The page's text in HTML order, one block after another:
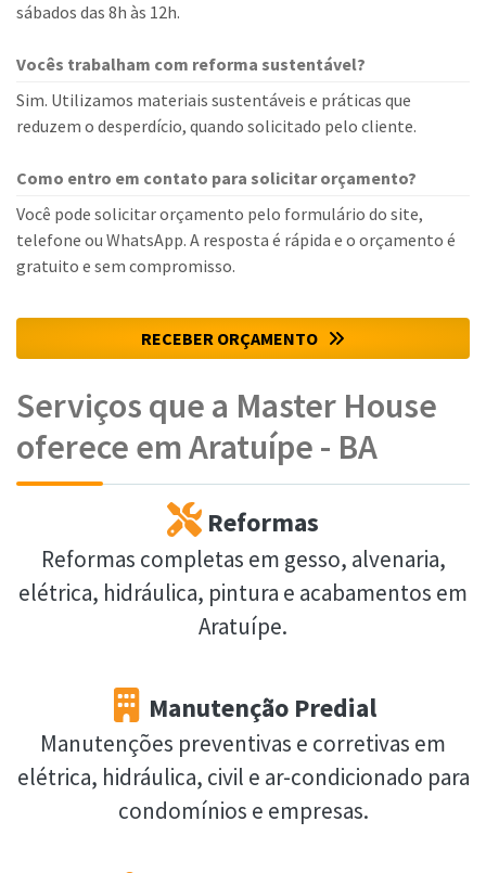
sábados das 8h às 12h.
Vocês trabalham com reforma sustentável?
Sim. Utilizamos materiais sustentáveis e práticas que
reduzem o desperdício, quando solicitado pelo cliente.
Como entro em contato para solicitar orçamento?
Você pode solicitar orçamento pelo formulário do site,
telefone ou WhatsApp. A resposta é rápida e o orçamento é
gratuito e sem compromisso.
RECEBER ORÇAMENTO
Serviços que a Master House
oferece em Aratuípe - BA
Reformas
Reformas completas em gesso, alvenaria,
elétrica, hidráulica, pintura e acabamentos em
Aratuípe.
Manutenção Predial
Manutenções preventivas e corretivas em
elétrica, hidráulica, civil e ar-condicionado para
condomínios e empresas.